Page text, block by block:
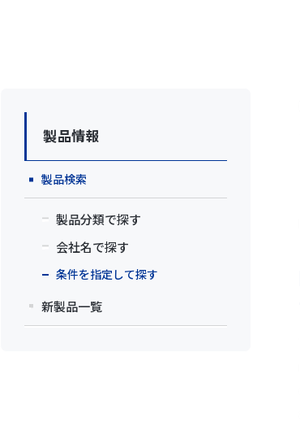
製品情報
製品検索
製品分類で探す
会社名で探す
条件を指定して探す
新製品一覧